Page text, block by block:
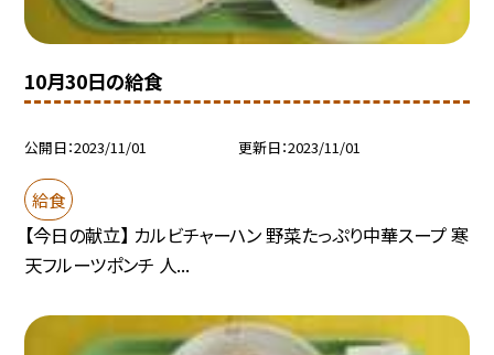
10月30日の給食
公開日 2023/11/01 更新日 2023/11/01
給食
【今日の献立】 カルビチャーハン 野菜たっぷり中華スープ 寒
天フルーツポンチ 人...